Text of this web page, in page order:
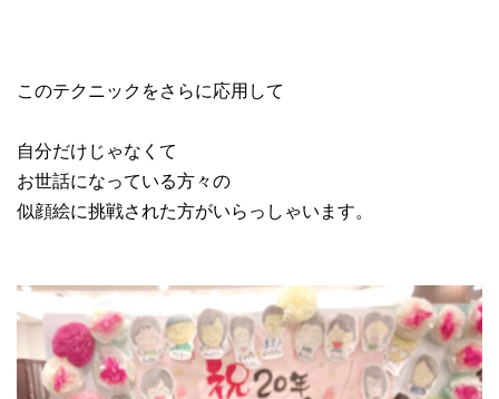
このテクニックをさらに応用して
自分だけじゃなくて
お世話になっている方々の
似顔絵に挑戦された方がいらっしゃいます。